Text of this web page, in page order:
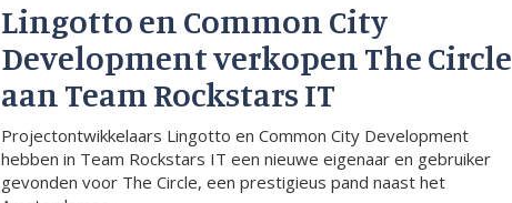
Lingotto en Common City
Development verkopen The Circle
aan Team Rockstars IT
Projectontwikkelaars Lingotto en Common City Development
hebben in Team Rockstars IT een nieuwe eigenaar en gebruiker
gevonden voor The Circle, een prestigieus pand naast het